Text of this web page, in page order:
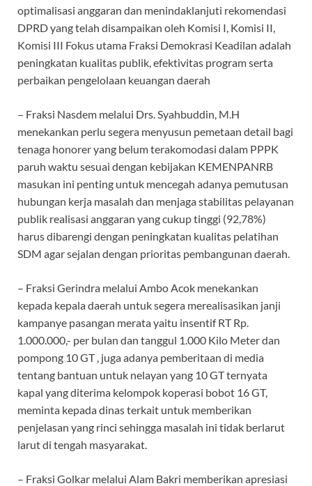
optimalisasi anggaran dan menindaklanjuti rekomendasi
DPRD yang telah disampaikan oleh Komisi I, Komisi II,
Komisi III Fokus utama Fraksi Demokrasi Keadilan adalah
peningkatan kualitas publik, efektivitas program serta
perbaikan pengelolaan keuangan daerah
– Fraksi Nasdem melalui Drs. Syahbuddin, M.H
menekankan perlu segera menyusun pemetaan detail bagi
tenaga honorer yang belum terakomodasi dalam PPPK
paruh waktu sesuai dengan kebijakan KEMENPANRB
masukan ini penting untuk mencegah adanya pemutusan
hubungan kerja masalah dan menjaga stabilitas pelayanan
publik realisasi anggaran yang cukup tinggi (92,78%)
harus dibarengi dengan peningkatan kualitas pelatihan
SDM agar sejalan dengan prioritas pembangunan daerah.
– Fraksi Gerindra melalui Ambo Acok menekankan
kepada kepala daerah untuk segera merealisasikan janji
kampanye pasangan merata yaitu insentif RT Rp.
1.000.000,- per bulan dan tanggul 1.000 Kilo Meter dan
pompong 10 GT , juga adanya pemberitaan di media
tentang bantuan untuk nelayan yang 10 GT ternyata
kapal yang diterima kelompok koperasi bobot 16 GT,
meminta kepada dinas terkait untuk memberikan
penjelasan yang rinci sehingga masalah ini tidak berlarut
larut di tengah masyarakat.
– Fraksi Golkar melalui Alam Bakri memberikan apresiasi